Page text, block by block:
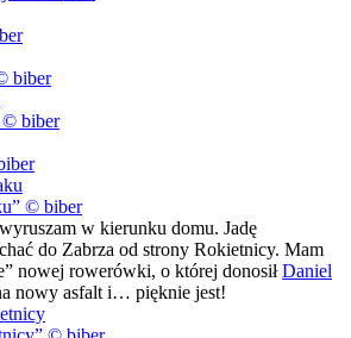
biber
© biber
© biber
w kierunku domu. Jadę
do Zabrza od strony Rokietnicy. Mam
nowej rowerówki, o której donosiłDaniel
nowy asfalt i… pięknie jest!